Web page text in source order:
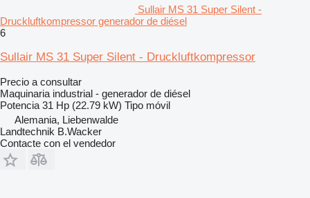
Sullair MS 31 Super Silent -
Druckluftkompressor generador de diésel
6
Sullair MS 31 Super Silent - Druckluftkompressor
Precio a consultar
Maquinaria industrial - generador de diésel
Potencia 31 Hp (22.79 kW) Tipo móvil
Alemania, Liebenwalde
Landtechnik B.Wacker
Contacte con el vendedor